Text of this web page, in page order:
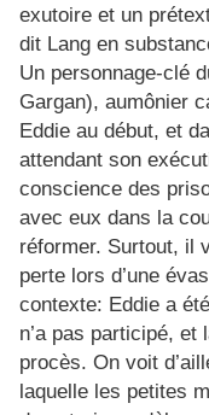
exutoire et un
dit Lang en
Un personnage-clé
Gargan), aumônier
Eddie au début, et
attendant son
conscience des
avec eux dans la
réformer. Surtout, il
perte lors d’une
contexte: Eddie a
n’a pas participé, et
procès. On voit
laquelle les petites